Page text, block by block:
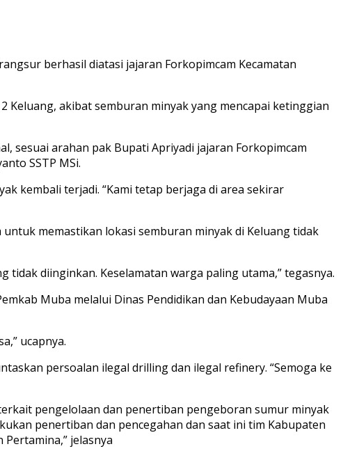
berhasil diatasi jajaran Forkopimcam Kecamatan
akibat semburan minyak yang mencapai ketinggian
sesuai arahan pak Bupati Apriyadi jajaran Forkopimcam
SSTP MSi.
kembali terjadi. “Kami tetap berjaga di area sekirar
memastikan lokasi semburan minyak di Keluang tidak
diinginkan. Keselamatan warga paling utama,” tegasnya.
Muba melalui Dinas Pendidikan dan Kebudayaan Muba
ucapnya.
persoalan ilegal drilling dan ilegal refinery. “Semoga ke
pengelolaan dan penertiban pengeboran sumur minyak
penertiban dan pencegahan dan saat ini tim Kabupaten
jelasnya